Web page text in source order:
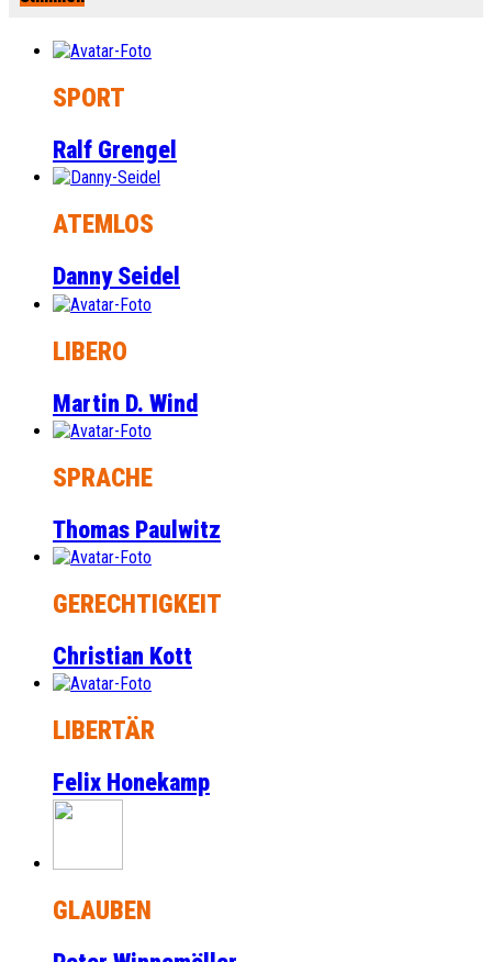
SPORT
Ralf Grengel
ATEMLOS
Danny Seidel
LIBERO
Martin D. Wind
SPRACHE
Thomas Paulwitz
GERECHTIGKEIT
Christian Kott
LIBERTÄR
Felix Honekamp
GLAUBEN